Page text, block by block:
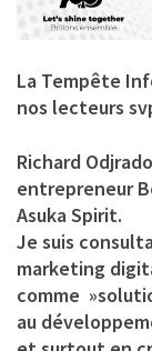
La Tempête
nos lecteurs
Richard
entrepreneur
Asuka Spirit.
Je suis
marketing
comme
au